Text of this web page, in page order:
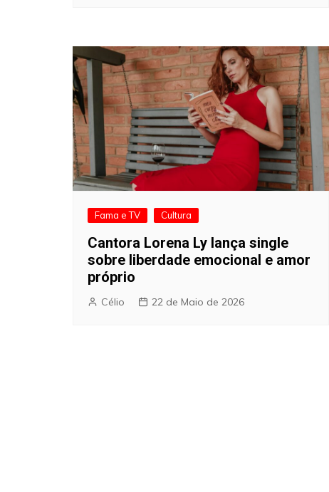
Fama e TV Cultura
Cantora Lorena Ly lança single
sobre liberdade emocional e amor
próprio
Célio 22 de Maio de 2026